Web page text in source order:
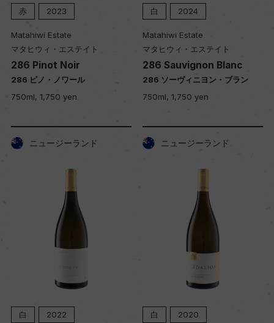
赤 2023
Matahiwi Estate
マタヒウィ・エステイト
286 Pinot Noir
286 ピノ・ノワール
750ml, 1,750 yen
白 2024
Matahiwi Estate
マタヒウィ・エステイト
286 Sauvignon Blanc
286 ソーヴィニヨン・ブラン
750ml, 1,750 yen
ニュージーランド
白 2022
ニュージーランド
白 2020